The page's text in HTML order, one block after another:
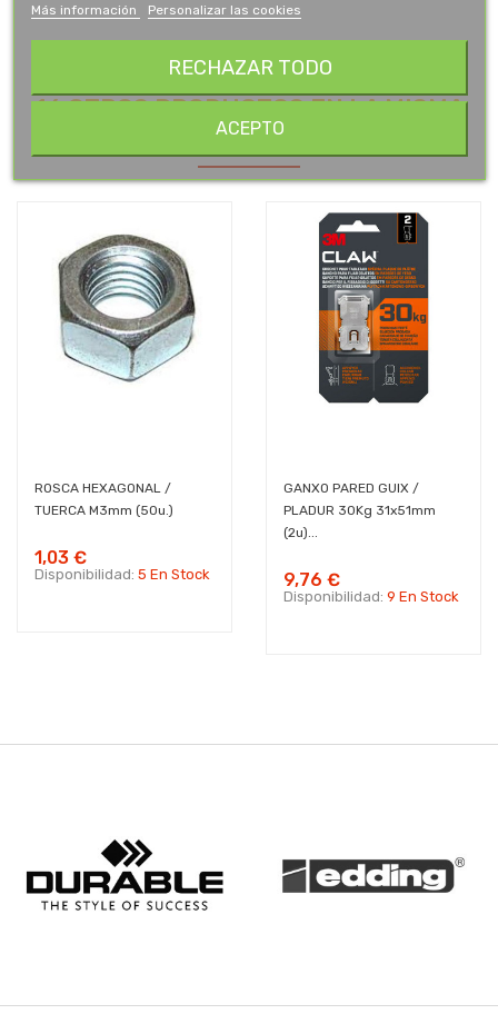
16 OTROS PRODUCTOS EN LA MISMA
CATEGORÍA:
ROSCA HEXAGONAL /
TUERCA M3mm (50u.)
1,03 €
Disponibilidad: 5 En Stock
GANXO PARED GUIX /
PLADUR 30Kg 31x51mm
(2u)...
9,76 €
Disponibilidad: 9 En Stock
Más información Personalizar las cookies
RECHAZAR TODO
ACEPTO